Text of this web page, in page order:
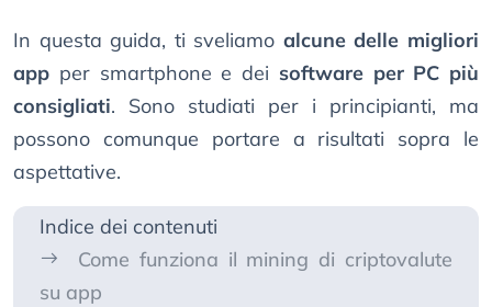
In questa guida, ti sveliamo alcune delle migliori
app per smartphone e dei software per PC più
consigliati. Sono studiati per i principianti, ma
possono comunque portare a risultati sopra le
aspettative.
Indice dei contenuti
Come funziona il mining di criptovalute
su app